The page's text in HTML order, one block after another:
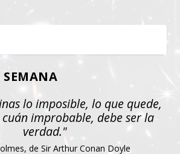
SEMANA
lo imposible, lo que quede,
improbable, debe ser la
verdad."
de Sir Arthur Conan Doyle